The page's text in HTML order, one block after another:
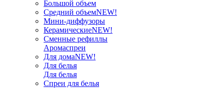
Большой объем
Средний объемNEW!
Мини-диффузоры
КерамическиеNEW!
Сменные рефиллы
Аромаспреи
Для домаNEW!
Для белья
Для белья
Спреи для белья